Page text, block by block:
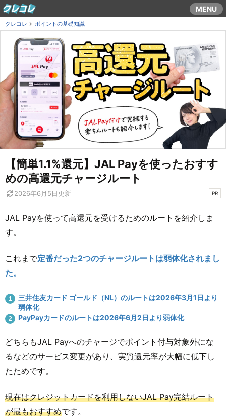
コ
ン
テ
で
ス
キ
ッ
す
MENU
クレコレ ポイントの基礎知識
【簡単1.1%還元】JAL Payを使ったおすす
めの高還元チャージルート
2026年6月5日更新 PR
JAL Payを使って高還元を受けるためのルートを紹介しま
す。
これまで定番だった2つのチャージルートは弱体化されまし
た。
三井住友カード ゴールド（NL）のルートは2026年3月1日より
弱体化
PayPayカードのルートは2026年6月2日より弱体化
どちらもJAL Payへのチャージでポイント付与対象外にな
るなどのサービス変更があり、実質還元率が大幅に低下し
たためです。
現在はクレジットカードを利用しないJAL Pay完結ルート
が最もおすすめです。